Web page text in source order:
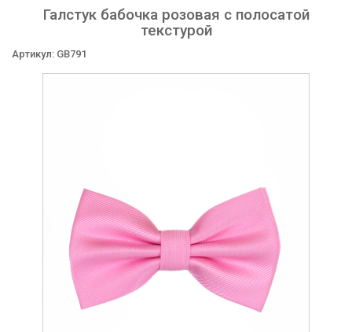
Галстук бабочка розовая с полосатой
текстурой
Артикул: GB791